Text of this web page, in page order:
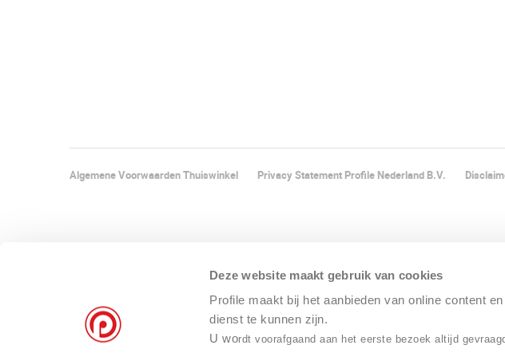
Deze website maakt gebruik van cookies
Profile maakt bij het aanbieden van online content
dienst te kunnen zijn.
U wordt voorafgaand aan het eerste bezoek altijd
Algemene Voorwaarden Thuiswinkel Privacy Statement Profile Nederland B.V.